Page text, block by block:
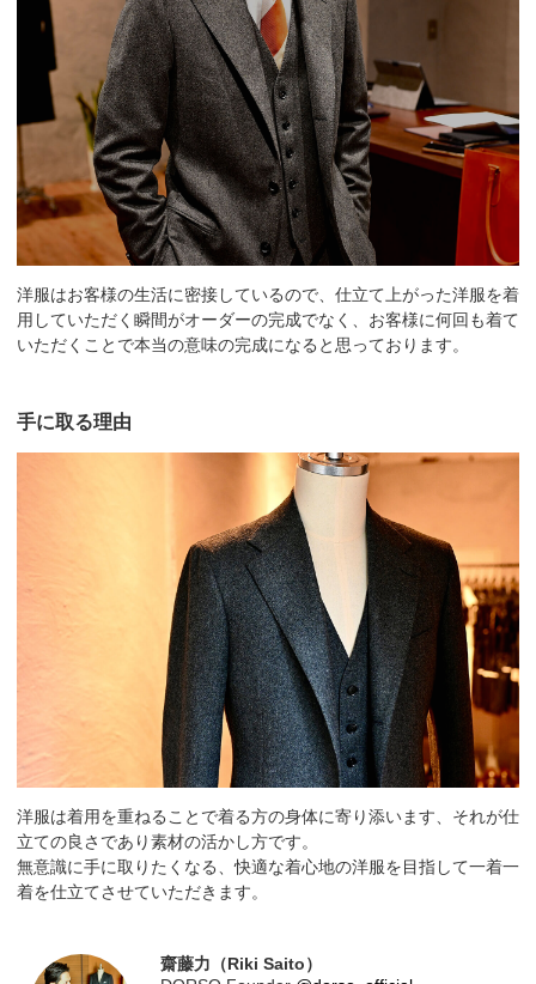
洋服はお客様の生活に密接しているので、仕立て上がった洋服を着
用していただく瞬間がオーダーの完成でなく、お客様に何回も着て
いただくことで本当の意味の完成になると思っております。
手に取る理由
洋服は着用を重ねることで着る方の身体に寄り添います、それが仕
立ての良さであり素材の活かし方です。
無意識に手に取りたくなる、快適な着心地の洋服を目指して一着一
着を仕立てさせていただきます。
齋藤力（Riki Saito）